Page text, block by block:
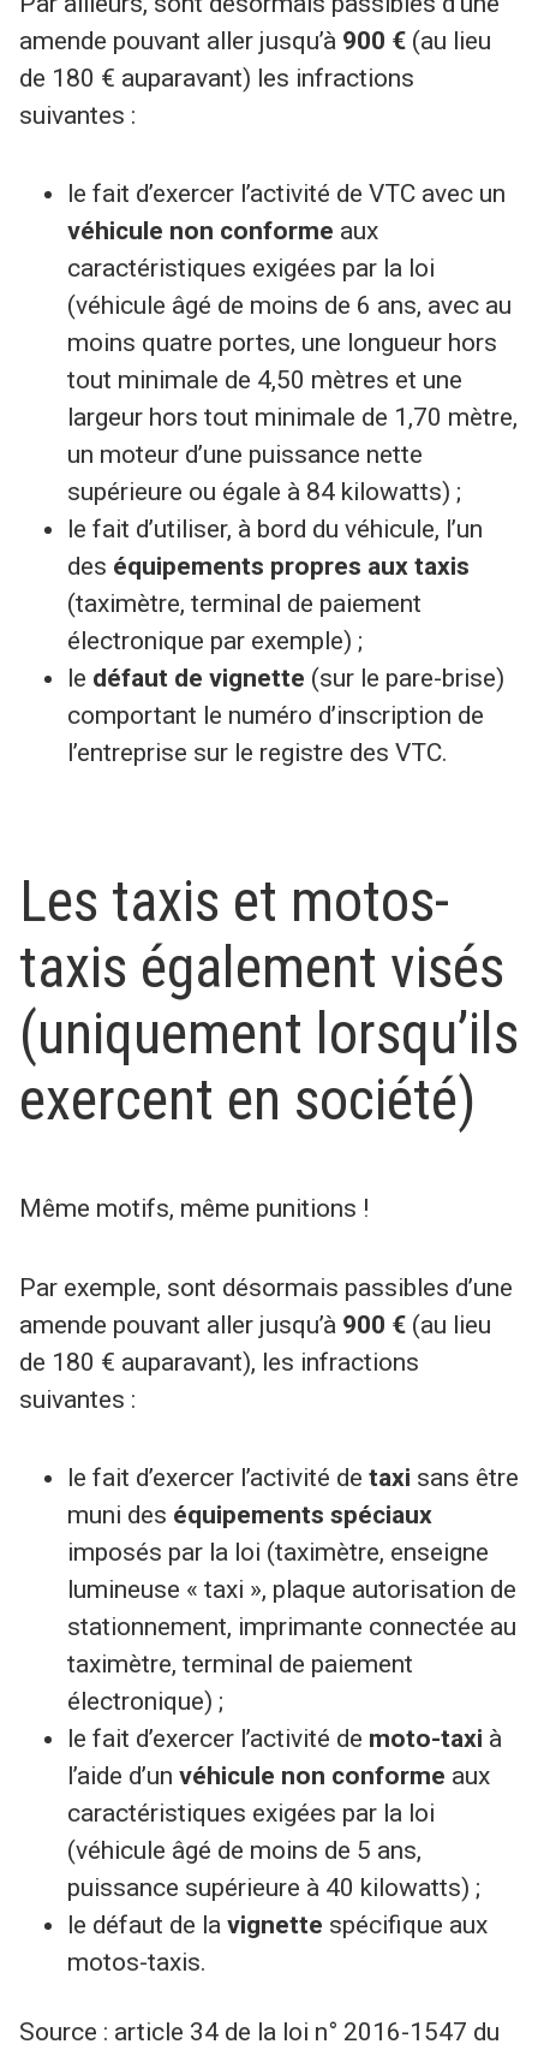
amende pouvant aller jusqu’à 900 € (au lieu
de 180 € auparavant) les infractions
suivantes :
le fait d’exercer l’activité de VTC avec un
véhicule non conforme aux
caractéristiques exigées par la loi
(véhicule âgé de moins de 6 ans, avec au
moins quatre portes, une longueur hors
tout minimale de 4,50 mètres et une
largeur hors tout minimale de 1,70 mètre,
un moteur d’une puissance nette
supérieure ou égale à 84 kilowatts) ;
le fait d’utiliser, à bord du véhicule, l’un
des équipements propres aux taxis
(taximètre, terminal de paiement
électronique par exemple) ;
le défaut de vignette (sur le pare-brise)
comportant le numéro d’inscription de
l’entreprise sur le registre des VTC.
Les taxis et motos-
taxis également visés
(uniquement lorsqu’ils
exercent en société)
Même motifs, même punitions !
Par exemple, sont désormais passibles d’une
amende pouvant aller jusqu’à 900 € (au lieu
de 180 € auparavant), les infractions
suivantes :
le fait d’exercer l’activité de taxi sans être
muni des équipements spéciaux
imposés par la loi (taximètre, enseigne
lumineuse « taxi », plaque autorisation de
stationnement, imprimante connectée au
taximètre, terminal de paiement
électronique) ;
le fait d’exercer l’activité de moto-taxi à
l’aide d’un véhicule non conforme aux
caractéristiques exigées par la loi
(véhicule âgé de moins de 5 ans,
puissance supérieure à 40 kilowatts) ;
le défaut de la vignette spécifique aux
motos-taxis.
Source : article 34 de la loi n° 2016-1547 du